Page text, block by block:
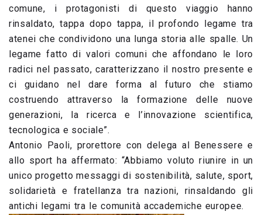
comune, i protagonisti di questo viaggio hanno
rinsaldato, tappa dopo tappa, il profondo legame tra
atenei che condividono una lunga storia alle spalle. Un
legame fatto di valori comuni che affondano le loro
radici nel passato, caratterizzano il nostro presente e
ci guidano nel dare forma al futuro che stiamo
costruendo attraverso la formazione delle nuove
generazioni, la ricerca e l’innovazione scientifica,
tecnologica e sociale”.
Antonio Paoli, prorettore con delega al Benessere e
allo sport ha affermato: “Abbiamo voluto riunire in un
unico progetto messaggi di sostenibilità, salute, sport,
solidarietà e fratellanza tra nazioni, rinsaldando gli
antichi legami tra le comunità accademiche europee.